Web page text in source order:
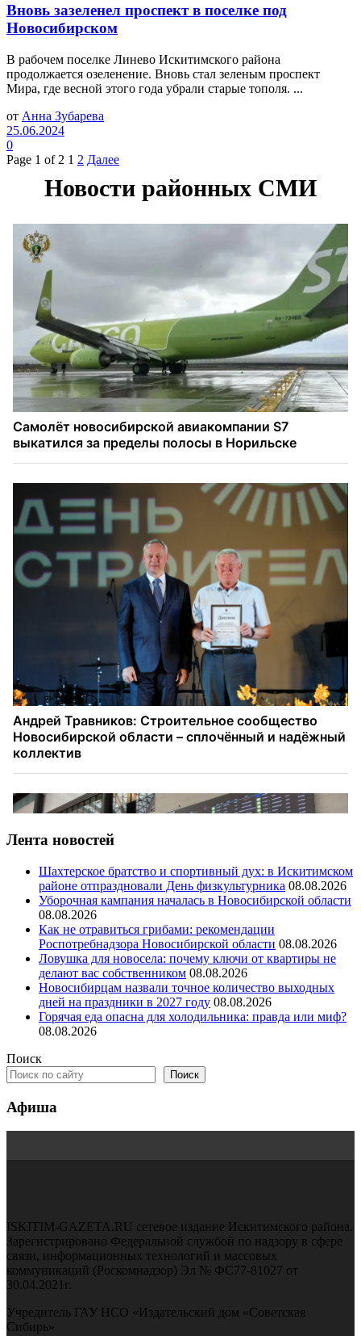
Вновь зазеленел проспект в поселке под
Новосибирском
В рабочем поселке Линево Искитимского района
продолжается озеленение. Вновь стал зеленым проспект
Мира, где весной этого года убрали старые тополя. ...
от Анна Зубарева
25.06.2024
0
Page 1 of 2 1 2 Далее
Лента новостей
Шахтерское братство и спортивный дух: в Искитимском
районе отпраздновали День физкультурника 08.08.2026
Уборочная кампания началась в Новосибирской области
08.08.2026
Как не отравиться грибами: рекомендации
Роспотребнадзора Новосибирской области 08.08.2026
Ловушка для новосела: почему ключи от квартиры не
делают вас собственником 08.08.2026
Новосибирцам назвали точное количество выходных
дней на праздники в 2027 году 08.08.2026
Горячая еда опасна для холодильника: правда или миф?
08.08.2026
Поиск
Поиск
Афиша
ISKITIM-GAZETA.RU сетевое издание Искитимского района.
Зарегистрировано Федеральной службой по надзору в сфере
связи, информационных технологий и массовых
коммуникаций (Роскомнадзор) Эл № ФС77-81027 от
30.04.2021г.
Учредитель ГАУ НСО «Издательский дом «Советская
Сибирь»